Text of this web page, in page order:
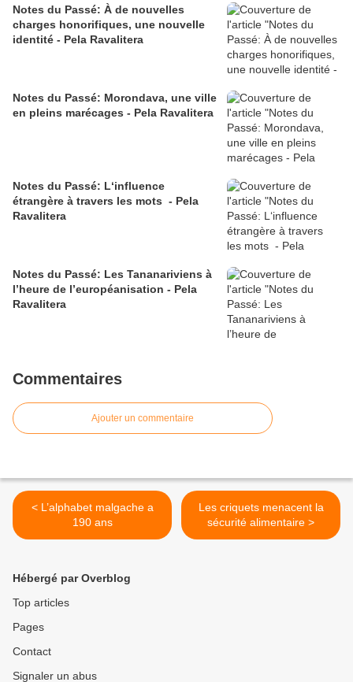
Notes du Passé: À de nouvelles
charges honorifiques, une nouvelle
identité - Pela Ravalitera
Notes du Passé: Morondava, une ville
en pleins marécages - Pela Ravalitera
Notes du Passé: L‘influence
étrangère à travers les mots - Pela
Ravalitera
Notes du Passé: Les Tananariviens à
l’heure de l’européanisation - Pela
Ravalitera
Commentaires
Ajouter un commentaire
< L’alphabet malgache a
190 ans
Les criquets menacent la
sécurité alimentaire >
Hébergé par Overblog
Top articles
Pages
Contact
Signaler un abus